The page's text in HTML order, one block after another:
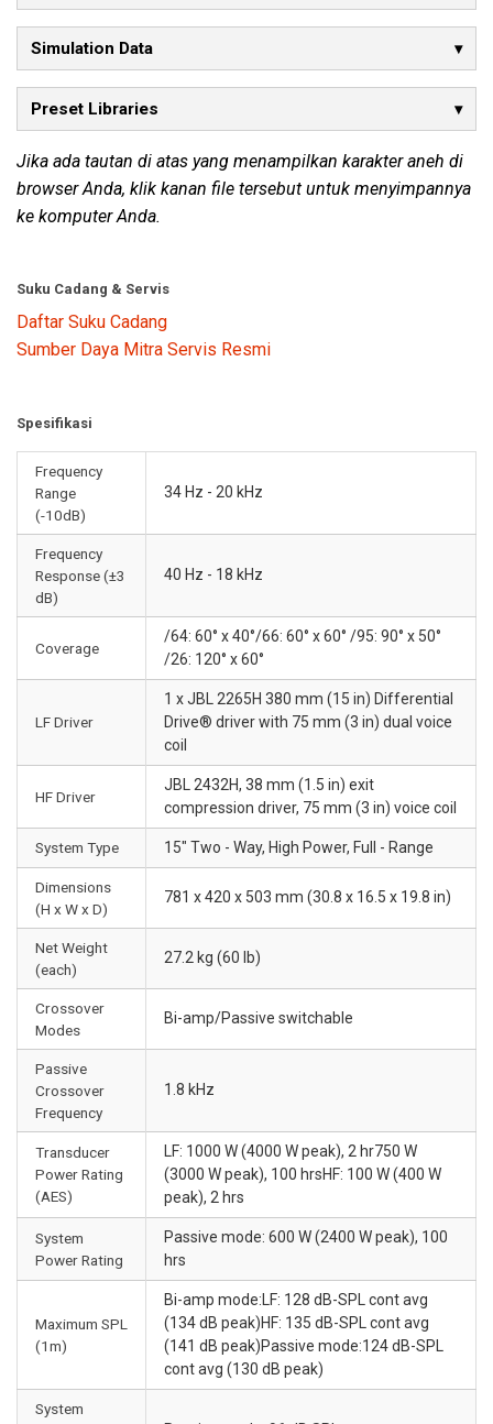
Simulation Data
Preset Libraries
Jika ada tautan di atas yang menampilkan karakter aneh di
browser Anda, klik kanan file tersebut untuk menyimpannya
ke komputer Anda.
Suku Cadang & Servis
Daftar Suku Cadang
Sumber Daya Mitra Servis Resmi
Spesifikasi
Frequency
Range
(-10dB)
34 Hz - 20 kHz
Frequency
Response (±3
dB)
40 Hz - 18 kHz
Coverage
/64: 60° x 40°/66: 60° x 60° /95: 90° x 50°
/26: 120° x 60°
LF Driver
1 x JBL 2265H 380 mm (15 in) Differential
Drive® driver with 75 mm (3 in) dual voice
coil
HF Driver
JBL 2432H, 38 mm (1.5 in) exit
compression driver, 75 mm (3 in) voice coil
System Type 15" Two - Way, High Power, Full - Range
Dimensions
(H x W x D)
781 x 420 x 503 mm (30.8 x 16.5 x 19.8 in)
Net Weight
(each)
27.2 kg (60 lb)
Crossover
Modes
Bi-amp/Passive switchable
Passive
Crossover
Frequency
1.8 kHz
Transducer
Power Rating
(AES)
LF: 1000 W (4000 W peak), 2 hr750 W
(3000 W peak), 100 hrsHF: 100 W (400 W
peak), 2 hrs
System
Power Rating
Passive mode: 600 W (2400 W peak), 100
hrs
Maximum SPL
(1m)
Bi-amp mode:LF: 128 dB-SPL cont avg
(134 dB peak)HF: 135 dB-SPL cont avg
(141 dB peak)Passive mode:124 dB-SPL
cont avg (130 dB peak)
System